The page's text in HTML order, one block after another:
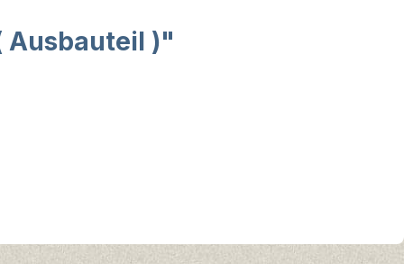
Ausbauteil )"